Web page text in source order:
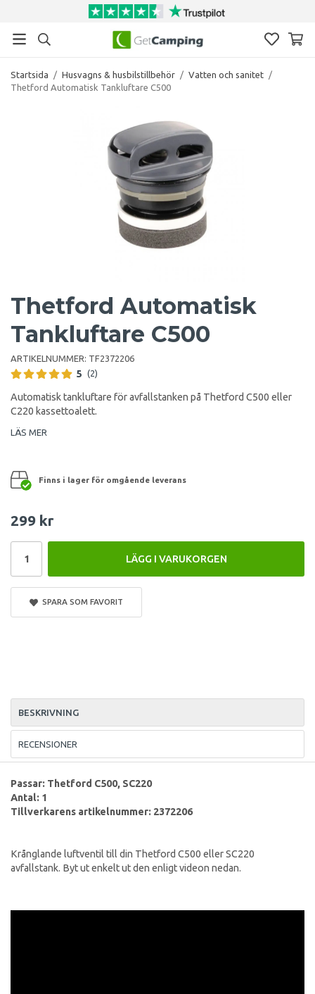
Startsida / Husvagns & husbilstillbehör / Vatten och sanitet /
Thetford Automatisk Tankluftare C500
Thetford Automatisk
Tankluftare C500
ARTIKELNUMMER: TF2372206
5 (2)
Automatisk tankluftare för avfallstanken på Thetford C500 eller
C220 kassettoalett.
LÄS MER
Finns i lager för omgående leverans
299 kr
LÄGG I VARUKORGEN
SPARA SOM FAVORIT
BESKRIVNING
RECENSIONER
Passar: Thetford C500, SC220
Antal: 1
Tillverkarens artikelnummer: 2372206
Krånglande luftventil till din Thetford C500 eller SC220
avfallstank. Byt ut enkelt ut den enligt videon nedan.